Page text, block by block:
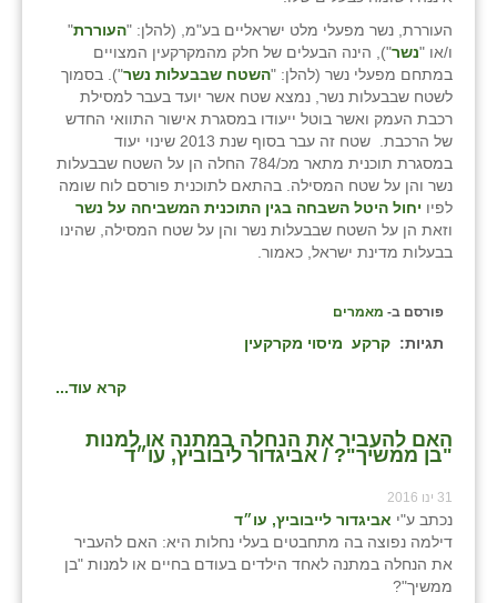
העוררת, נשר מפעלי מלט ישראליים בע"מ, (להלן: "העוררת"
ו/או "נשר"), הינה הבעלים של חלק מהמקרקעין המצויים
במתחם מפעלי נשר (להלן: "השטח שבבעלות נשר"). בסמוך
לשטח שבבעלות נשר, נמצא שטח אשר יועד בעבר למסילת
רכבת העמק ואשר בוטל ייעודו במסגרת אישור התוואי החדש
של הרכבת. שטח זה עבר בסוף שנת 2013 שינוי יעוד
במסגרת תוכנית מתאר מכ/784 החלה הן על השטח שבבעלות
נשר והן על שטח המסילה. בהתאם לתוכנית פורסם לוח שומה
לפיו יחול היטל השבחה בגין התוכנית המשביחה על נשר
וזאת הן על השטח שבבעלות נשר והן על שטח המסילה, שהינו
בבעלות מדינת ישראל, כאמור.
פורסם ב- מאמרים
תגיות: קרקע מיסוי מקרקעין
קרא עוד...
האם להעביר את הנחלה במתנה או למנות
"בן ממשיך"? / אביגדור ליבוביץ, עו״ד
31 ינו 2016
נכתב ע"י אביגדור לייבוביץ, עו״ד
דילמה נפוצה בה מתחבטים בעלי נחלות היא: האם להעביר
את הנחלה במתנה לאחד הילדים בעודם בחיים או למנות "בן
ממשיך"?
בצרה
בקעות
ֿגבעת שפירא
גן הדרום
גן השומרון
גני עם
דקל
הדר עם
חבצלת השרון